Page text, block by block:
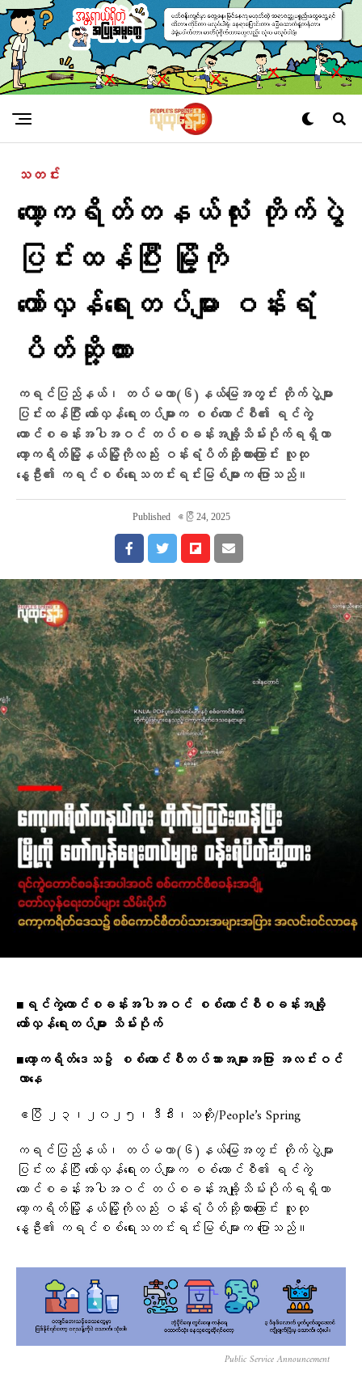
သတင်း
ကော့ကရိတ်တနယ်လုံး တိုက်ပွဲ
ပြင်းထန်ပြီး မြို့ကို
တော်လှန်ရေးတပ်များ ဝန်းရံ
ပိတ်ဆို့ထား
ကရင်ပြည်နယ်၊ တပ်မဟာ(၆)နယ်မြေအတွင်း တိုက်ပွဲများ
ပြင်းထန်ပြီး တော်လှန်ရေးတပ်များက စစ်ကောင်စီ၏ ရင်ကွဲ
တောင်စခန်းအပါအဝင် တပ်စခန်းအချို့သိမ်းပိုက်ရရှိကာ
ကော့ကရိတ်မြို့နယ်မြို့ကိုလည်း ဝန်းရံပိတ်ဆို့ထားကြောင်း လူထု
နွေဦး၏ ကရင်စစ်ရေးသတင်းရင်းမြစ်များက ပြောသည်။
Published ဧပြီ 24, 2025
■ ရင်ကွဲတောင်စခန်းအပါအဝင် စစ်ကောင်စီစခန်းအချို့
တော်လှန်ရေးတပ်များ သိမ်းပိုက်
■ကော့ကရိတ်ဒေသ၌ စစ်ကောင်စီတပ်သားအများအပြား အလင်းဝင်
လာနေ
ဧပြီ ၂၃၊၂၀၂၅၊ဒီဒီး၊သတိုး/People’s Spring
ကရင်ပြည်နယ်၊ တပ်မဟာ(၆)နယ်မြေအတွင်း တိုက်ပွဲများ
ပြင်းထန်ပြီး တော်လှန်ရေးတပ်များက စစ်ကောင်စီ၏ ရင်ကွဲ
တောင်စခန်းအပါအဝင် တပ်စခန်းအချို့သိမ်းပိုက်ရရှိကာ
ကော့ကရိတ်မြို့နယ်မြို့ကိုလည်း ဝန်းရံပိတ်ဆို့ထားကြောင်း လူထု
နွေဦး၏ ကရင်စစ်ရေးသတင်းရင်းမြစ်များက ပြောသည်။
Public Service Announcement